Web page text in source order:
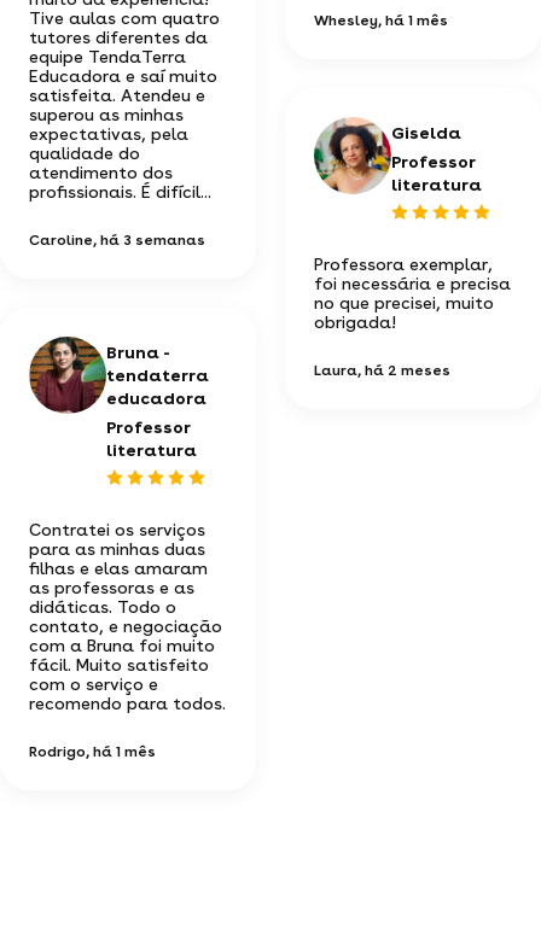
Tive aulas com quatro
tutores diferentes da
equipe TendaTerra
Educadora e saí muito
satisfeita. Atendeu e
superou as minhas
expectativas, pela
qualidade do
atendimento dos
profissionais. É difícil...
Caroline, há 3 semanas
Bruna -
tendaterra
educadora
Professor
literatura
Contratei os serviços
para as minhas duas
filhas e elas amaram
as professoras e as
didáticas. Todo o
contato, e negociação
com a Bruna foi muito
fácil. Muito satisfeito
com o serviço e
recomendo para todos.
Rodrigo, há 1 mês
Whesley, há 1 mês
Giselda
Professor
literatura
Professora exemplar,
foi necessária e precisa
no que precisei, muito
obrigada! ️
Laura, há 2 meses